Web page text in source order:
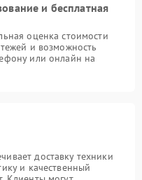
и бесплатная
оценка стоимости
и возможность
или онлайн на
доставку техники
и качественный